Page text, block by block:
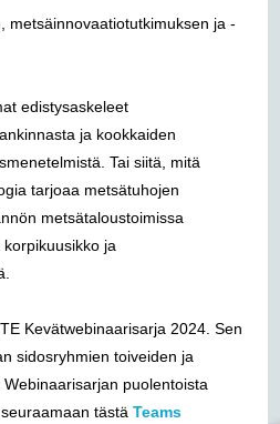
metsäinnovaatiotutkimuksen ja -
edistysaskeleet
ja kookkaiden
Tai siitä, mitä
tarjoaa metsätuhojen
metsätaloustoimissa
ja
Kevätwebinaarisarja 2024. Sen
sidosryhmien toiveiden ja
puolentoista
tästäTeams